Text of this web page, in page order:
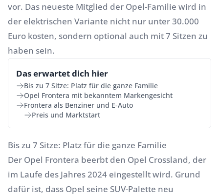
vor. Das neueste Mitglied der Opel-Familie wird in
der elektrischen Variante nicht nur unter 30.000
Euro kosten, sondern optional auch mit 7 Sitzen zu
haben sein.
Das erwartet dich hier
Bis zu 7 Sitze: Platz für die ganze Familie
Opel Frontera mit bekanntem Markengesicht
Frontera als Benziner und E-Auto
Preis und Marktstart
Bis zu 7 Sitze: Platz für die ganze Familie
Der Opel Frontera beerbt den Opel Crossland, der
im Laufe des Jahres 2024 eingestellt wird. Grund
dafür ist, dass Opel seine SUV-Palette neu